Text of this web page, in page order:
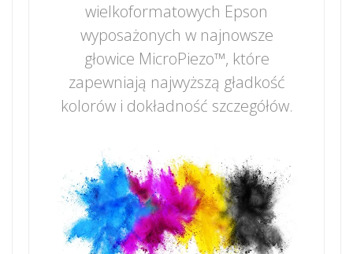
wielkoformatowych Epson
wyposażonych w najnowsze
głowice MicroPiezo™, które
zapewniają najwyższą gładkość
kolorów i dokładność szczegółów.